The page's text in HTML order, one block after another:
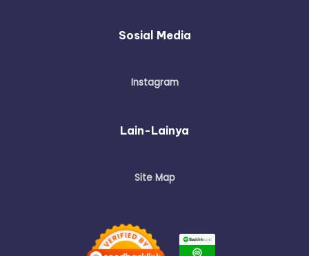
Sosial Media
Instagram
Lain-Lainya
Site Map